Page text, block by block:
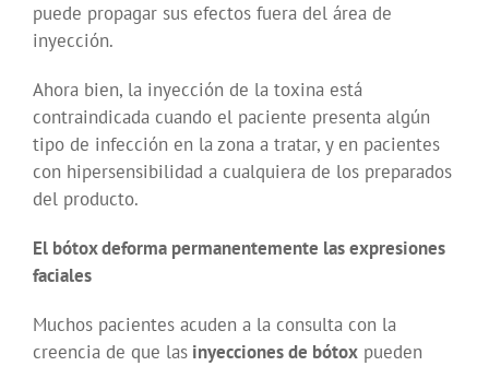
puede propagar sus efectos fuera del área de
inyección.
Ahora bien, la inyección de la toxina está
contraindicada cuando el paciente presenta algún
tipo de infección en la zona a tratar, y en pacientes
con hipersensibilidad a cualquiera de los preparados
del producto.
El bótox deforma permanentemente las expresiones
faciales
Muchos pacientes acuden a la consulta con la
creencia de que las inyecciones de bótox pueden